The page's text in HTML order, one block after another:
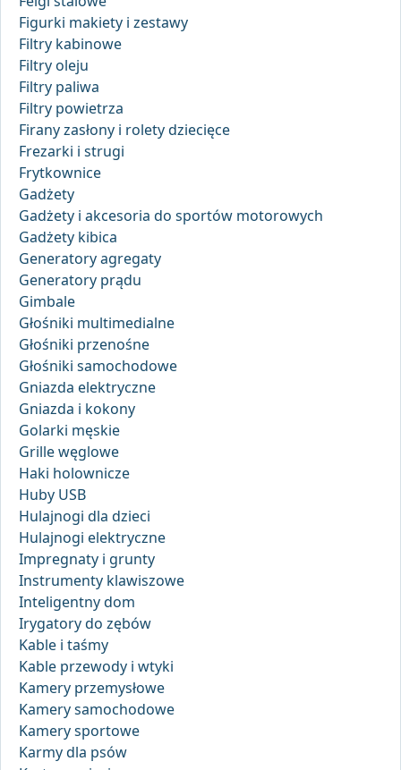
Figurki makiety i zestawy
Filtry kabinowe
Filtry oleju
Filtry paliwa
Filtry powietrza
Firany zasłony i rolety dziecięce
Frezarki i strugi
Frytkownice
Gadżety
Gadżety i akcesoria do sportów motorowych
Gadżety kibica
Generatory agregaty
Generatory prądu
Gimbale
Głośniki multimedialne
Głośniki przenośne
Głośniki samochodowe
Gniazda elektryczne
Gniazda i kokony
Golarki męskie
Grille węglowe
Haki holownicze
Huby USB
Hulajnogi dla dzieci
Hulajnogi elektryczne
Impregnaty i grunty
Instrumenty klawiszowe
Inteligentny dom
Irygatory do zębów
Kable i taśmy
Kable przewody i wtyki
Kamery przemysłowe
Kamery samochodowe
Kamery sportowe
Karmy dla psów